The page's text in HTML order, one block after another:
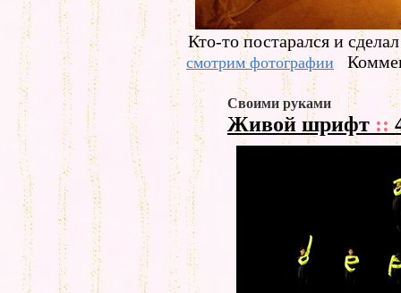
Кто-то постарался и
смотрим фотографии
Своими руками
Живой шрифт ::